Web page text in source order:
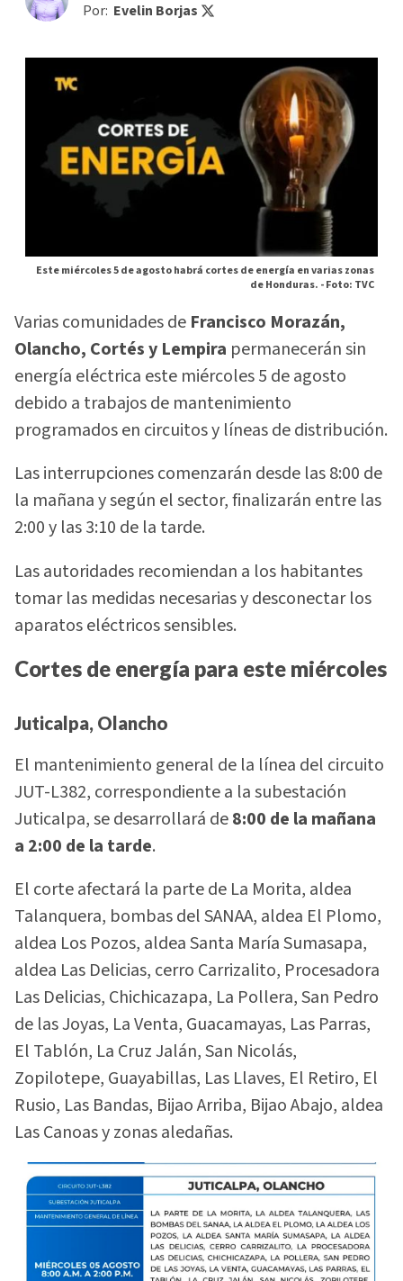
Por: Evelin Borjas
Este miércoles 5 de agosto habrá cortes de energía en varias zonas
de Honduras. -Foto: TVC
Varias comunidades de Francisco Morazán,
Olancho, Cortés y Lempira permanecerán sin
energía eléctrica este miércoles 5 de agosto
debido a trabajos de mantenimiento
programados en circuitos y líneas de distribución.
Las interrupciones comenzarán desde las 8:00 de
la mañana y según el sector, finalizarán entre las
2:00 y las 3:10 de la tarde.
Las autoridades recomiendan a los habitantes
tomar las medidas necesarias y desconectar los
aparatos eléctricos sensibles.
Cortes de energía para este miércoles
Juticalpa, Olancho
El mantenimiento general de la línea del circuito
JUT-L382, correspondiente a la subestación
Juticalpa, se desarrollará de8:00 de la mañana
a 2:00 de la tarde.
El corte afectará la parte de La Morita, aldea
Talanquera, bombas del SANAA, aldea El Plomo,
aldea Los Pozos, aldea Santa María Sumasapa,
aldea Las Delicias, cerro Carrizalito, Procesadora
Las Delicias, Chichicazapa, La Pollera, San Pedro
de las Joyas, La Venta, Guacamayas, Las Parras,
El Tablón, La Cruz Jalán, San Nicolás,
Zopilotepe, Guayabillas, Las Llaves, El Retiro, El
Rusio, Las Bandas, Bijao Arriba, Bijao Abajo, aldea
Las Canoas y zonas aledañas.